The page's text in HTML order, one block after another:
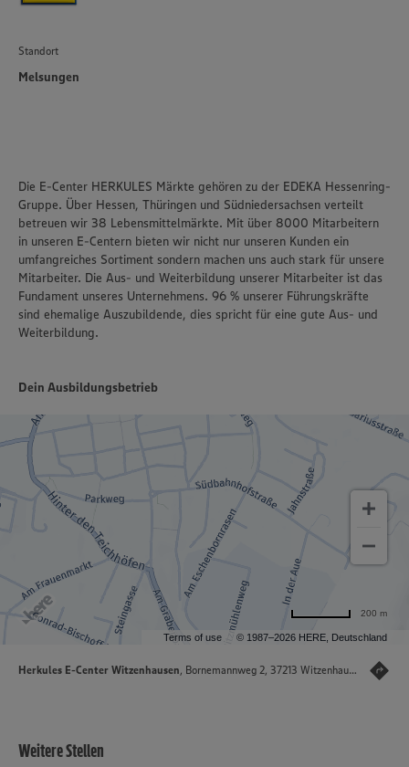
Standort
Melsungen
Die E-Center HERKULES Märkte gehören zu der EDEKA Hessenring-
Gruppe. Über Hessen, Thüringen und Südniedersachsen verteilt
betreuen wir 38 Lebensmittelmärkte. Mit über 8000 Mitarbeitern
in unseren E-Centern bieten wir nicht nur unseren Kunden ein
umfangreiches Sortiment sondern machen uns auch stark für unsere
Mitarbeiter. Die Aus- und Weiterbildung unserer Mitarbeiter ist das
Fundament unseres Unternehmens. 96 % unserer Führungskräfte
sind ehemalige Auszubildende, dies spricht für eine gute Aus- und
Weiterbildung.
Dein Ausbildungsbetrieb
Terms of use © 1987–2026 HERE, Deutschland
200 m
Herkules E-Center Witzenhausen, Bornemannweg 2, 37213 Witzenhausen
Weitere Stellen